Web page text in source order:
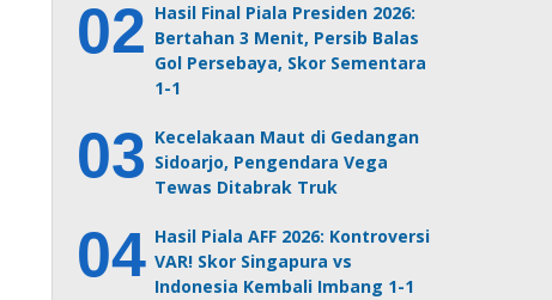
Hasil Final Piala Presiden 2026:
Bertahan 3 Menit, Persib Balas
Gol Persebaya, Skor Sementara
1-1
Kecelakaan Maut di Gedangan
Sidoarjo, Pengendara Vega
Tewas Ditabrak Truk
Hasil Piala AFF 2026: Kontroversi
VAR! Skor Singapura vs
Indonesia Kembali Imbang 1-1